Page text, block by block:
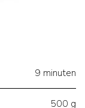
9 minuten
500 g